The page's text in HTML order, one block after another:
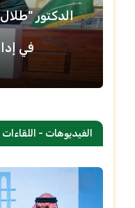
الدكتور
في إدارة المستشفيات
الفيديوهات -